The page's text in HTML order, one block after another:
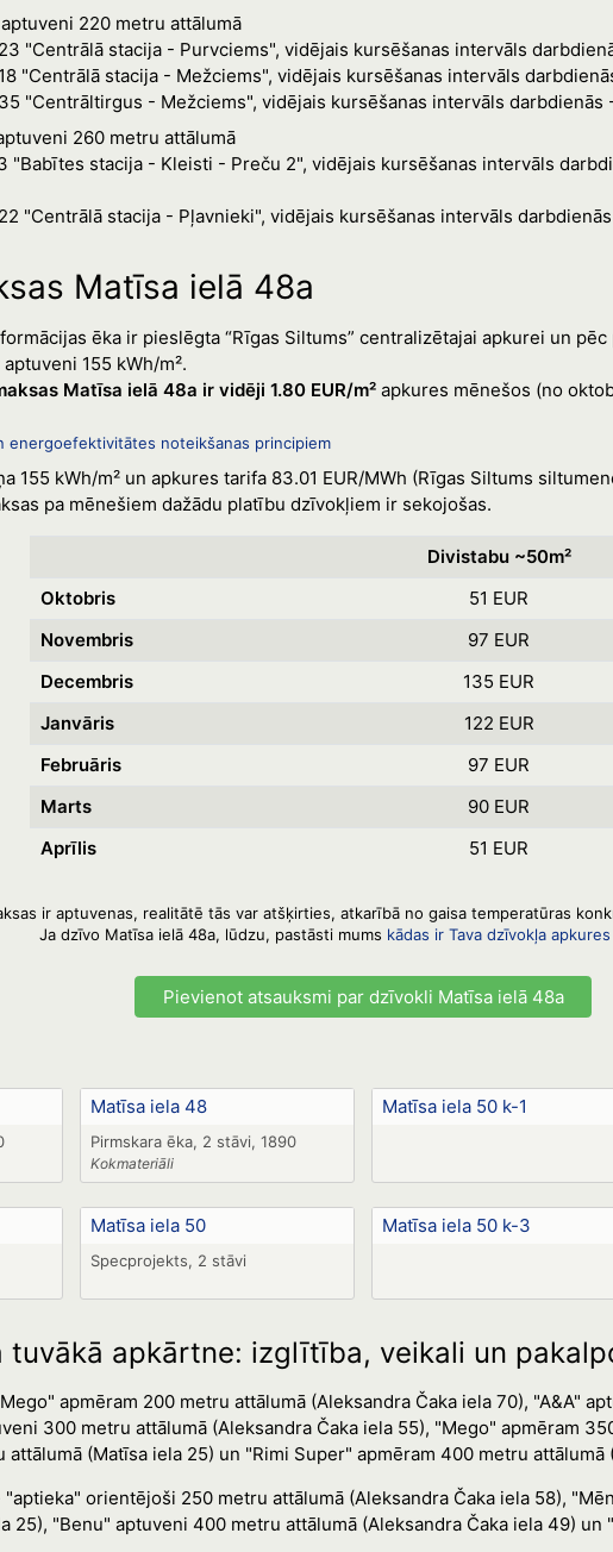
220 metru attālumā
"Centrālā stacija - Purvciems", vidējais kursēšanas intervāls
"Centrālā stacija - Mežciems", vidējais kursēšanas intervāls
"Centrāltirgus - Mežciems", vidējais kursēšanas intervāls
260 metru attālumā
"Babītes stacija - Kleisti - Preču 2", vidējais kursēšanas intervāls
"Centrālā stacija - Pļavnieki", vidējais kursēšanas intervāls
Matīsa ielā 48a
ēka ir pieslēgta “Rīgas Siltums” centralizētajai apkurei un
155 kWh/m².
Matīsa ielā 48a ir vidēji 1.80 EUR/m² apkures mēnešos (no
energoefektivitātes noteikšanas principiem
155 kWh/m² un apkures tarifa 83.01 EUR/MWh (Rīgas Siltums
pa mēnešiem dažādu platību dzīvokļiem ir sekojošas.
Divistabu ~50m²
Oktobris
51 EUR
Novembris
97 EUR
Decembris
135 EUR
Janvāris
122 EUR
Februāris
97 EUR
Marts
90 EUR
Aprīlis
51 EUR
ir aptuvenas, realitātē tās var atšķirties, atkarībā no gaisa temperatūras
Ja dzīvo Matīsa ielā 48a, lūdzu, pastāsti mums kādas ir Tava dzīvokļa
Pievienot atsauksmi par dzīvokli Matīsa ielā 48a
Matīsa iela 48
Pirmskara ēka, 2 stāvi, 1890
Kokmateriāli
Matīsa iela 50 k-1
Matīsa iela 50
Specprojekts, 2 stāvi
Matīsa iela 50 k-3
tuvākā apkārtne: izglītība, veikali un
apmēram 200 metru attālumā (Aleksandra Čaka iela 70), "A&A"
300 metru attālumā (Aleksandra Čaka iela 55), "Mego" apmēram
(Matīsa iela 25) un "Rimi Super" apmēram 400 metru attālumā
"aptieka" orientējoši 250 metru attālumā (Aleksandra Čaka iela 58),
25), "Benu" aptuveni 400 metru attālumā (Aleksandra Čaka iela 49)